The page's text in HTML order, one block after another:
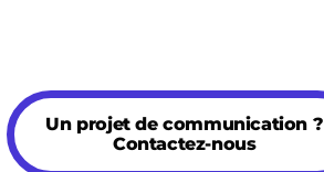
Un projet de communication ?
Contactez-nous